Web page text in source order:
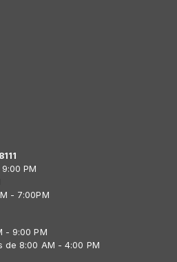
PM
- 7:00PM
- 9:00 PM
de 8:00 AM - 4:00 PM